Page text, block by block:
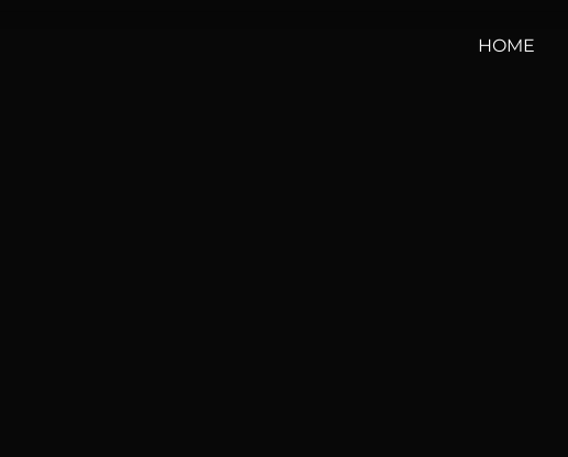
HOME